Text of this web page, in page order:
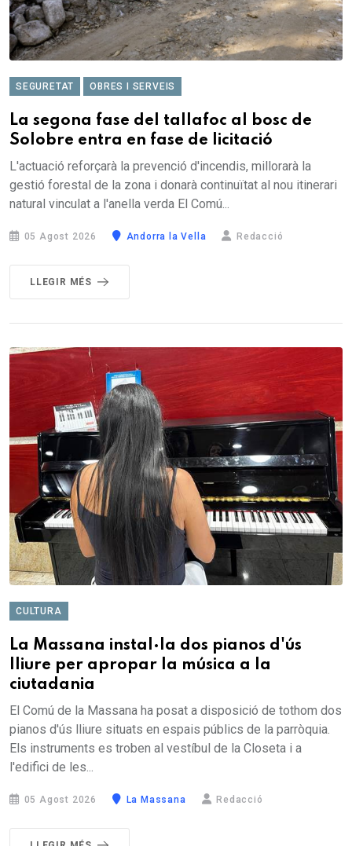
SEGURETAT OBRES I SERVEIS
La segona fase del tallafoc al bosc de
Solobre entra en fase de licitació
L'actuació reforçarà la prevenció d'incendis, millorarà la
gestió forestal de la zona i donarà continuïtat al nou itinerari
natural vinculat a l'anella verda El Comú...
05 Agost 2026 Andorra la Vella Redacció
LLEGIR MÉS
CULTURA
La Massana instal·la dos pianos d'ús
lliure per apropar la música a la
ciutadania
El Comú de la Massana ha posat a disposició de tothom dos
pianos d'ús lliure situats en espais públics de la parròquia.
Els instruments es troben al vestíbul de la Closeta i a
l'edifici de les...
05 Agost 2026 La Massana Redacció